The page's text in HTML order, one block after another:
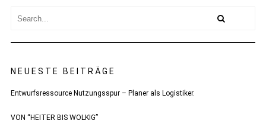
NEUESTE BEITRÄGE
Entwurfsressource Nutzungsspur – Planer als Logistiker.
VON “HEITER BIS WOLKIG”